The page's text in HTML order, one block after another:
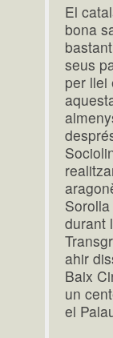
El
bona
seus
per llei
durant
ahir
Baix
un
el